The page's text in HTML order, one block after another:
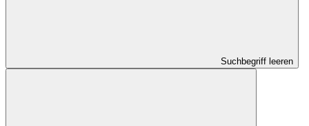
Suchbegriff leeren